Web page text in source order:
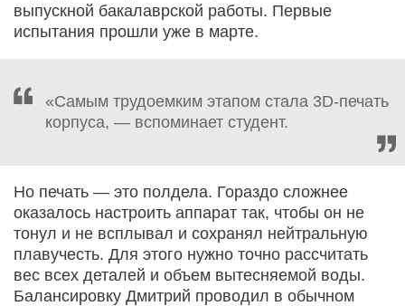
выпускной бакалаврской работы. Первые
испытания прошли уже в марте.
«Самым трудоемким этапом стала 3D-печать
корпуса, — вспоминает студент.
Но печать — это полдела. Гораздо сложнее
оказалось настроить аппарат так, чтобы он не
тонул и не всплывал и сохранял нейтральную
плавучесть. Для этого нужно точно рассчитать
вес всех деталей и объем вытесняемой воды.
Балансировку Дмитрий проводил в обычном